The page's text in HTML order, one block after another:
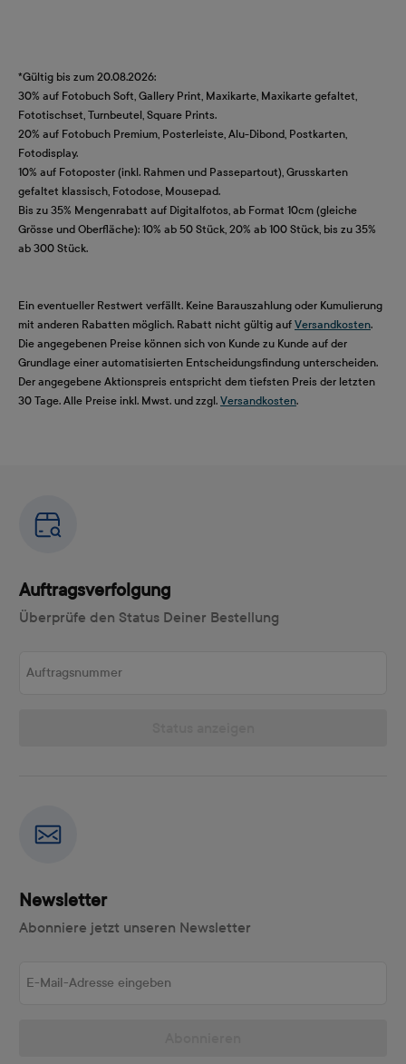
*Gültig bis zum 20.08.2026:
30% auf Fotobuch Soft, Gallery Print, Maxikarte, Maxikarte gefaltet,
Fototischset, Turnbeutel, Square Prints.
20% auf Fotobuch Premium, Posterleiste, Alu-Dibond, Postkarten,
Fotodisplay.
10% auf Fotoposter (inkl. Rahmen und Passepartout), Grusskarten
gefaltet klassisch, Fotodose, Mousepad.
Bis zu 35% Mengenrabatt auf Digitalfotos, ab Format 10cm (gleiche
Grösse und Oberfläche): 10% ab 50 Stück, 20% ab 100 Stück, bis zu 35%
ab 300 Stück.
Ein eventueller Restwert verfällt. Keine Barauszahlung oder Kumulierung
mit anderen Rabatten möglich. Rabatt nicht gültig auf Versandkosten.
Die angegebenen Preise können sich von Kunde zu Kunde auf der
Grundlage einer automatisierten Entscheidungsfindung unterscheiden.
Der angegebene Aktionspreis entspricht dem tiefsten Preis der letzten
30 Tage. Alle Preise inkl. Mwst. und zzgl. Versandkosten.
Auftragsverfolgung
Überprüfe den Status Deiner Bestellung
Newsletter
Abonniere jetzt unseren Newsletter